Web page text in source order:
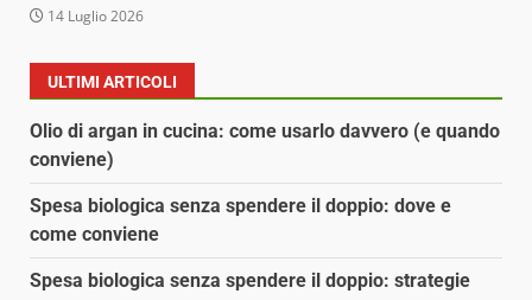
14 Luglio 2026
ULTIMI ARTICOLI
Olio di argan in cucina: come usarlo davvero (e quando
conviene)
Spesa biologica senza spendere il doppio: dove e
come conviene
Spesa biologica senza spendere il doppio: strategie